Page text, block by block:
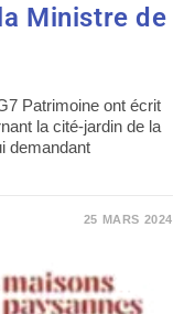
Ministre de
Patrimoine ont écrit
la cité-jardin de la
demandant
25 MARS 2024